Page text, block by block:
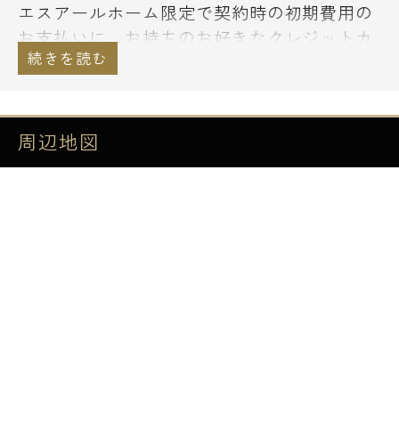
エスアールホーム限定で契約時の初期費用の
お支払いに、お持ちのお好きなクレジットカ
ードでお支払い頂くことも可能です。
もお選び下さい。
その他、諸条件等については、お気軽にご相
談下さい。
周辺地図